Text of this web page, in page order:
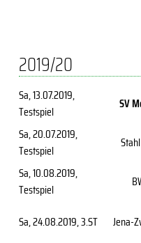
2019/20
Sa, 13.07.2019,
Testspiel
SV
Sa, 20.07.2019,
Testspiel
Sa, 10.08.2019,
Testspiel
Sa, 24.08.2019, 3.ST Jena-